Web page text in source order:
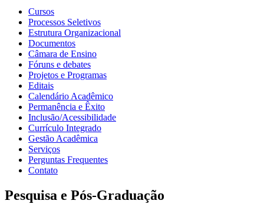
Cursos
Processos Seletivos
Estrutura Organizacional
Documentos
Câmara de Ensino
Fóruns e debates
Projetos e Programas
Editais
Calendário Acadêmico
Permanência e Êxito
Inclusão/Acessibilidade
Currículo Integrado
Gestão Acadêmica
Serviços
Perguntas Frequentes
Contato
Pesquisa e Pós-Graduação